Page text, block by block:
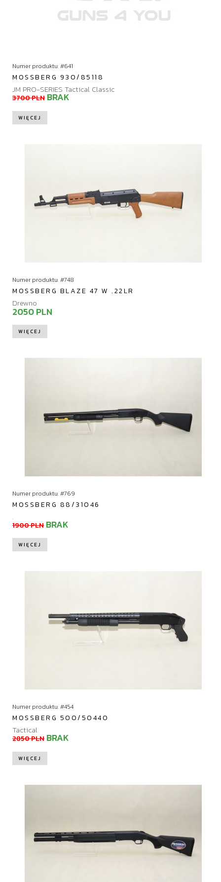
Numer produktu: #641
MOSSBERG 930/85118
JM PRO-SERIES Tactical Classic
3700 PLN BRAK
WIĘCEJ
Numer produktu: #748
MOSSBERG BLAZE 47 W .22LR
Drewno
2050 PLN
WIĘCEJ
Numer produktu: #769
MOSSBERG 88/31046
.
1900 PLN BRAK
WIĘCEJ
Numer produktu: #454
MOSSBERG 500/50440
Tactical
2850 PLN BRAK
WIĘCEJ